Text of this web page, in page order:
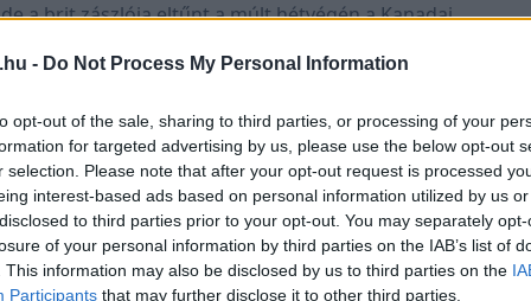
- Do Not Process My Personal Information
opt-out of the sale, sharing to third parties, or processing of your
for targeted advertising by us, please use the below opt-out
selection. Please note that after your opt-out request is processed
interest-based ads based on personal information utilized by us
to third parties prior to your opt-out. You may separately
of your personal information by third parties on the IAB’s list of
This information may also be disclosed by us to third parties on the
Participants that may further disclose it to other third parties.
a brit zászlója eltűnt a múlt hétvégén a Kanadai
érték önmagában, de ez a zászló mégis a
az látható, a barátaival meglátogattak már
eljutottak ezzel a zászlóval 2016-ban. [&hellip;]
NAGYDÍJ #MONTREAL #MONZA #SANGHAJ #SPA-FRANCORCHAMPS
Facebook